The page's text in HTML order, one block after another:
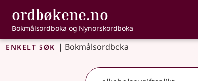
Gå til hovudinnhald
Tilgjenge
ordbøkene.no ,
Bokmålsordboka og Nynorskordboka
Enkelt søk | Bokmålsordboka